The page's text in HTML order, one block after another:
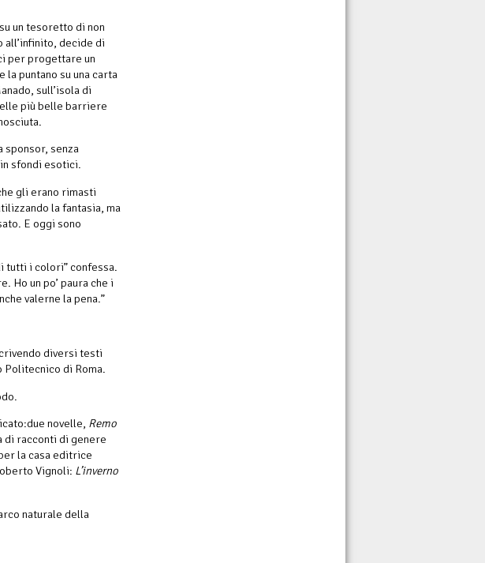
un tesoretto di non
all’infinito, decide di
per progettare un
la puntano su una carta
sull’isola di
più belle barriere
sponsor, senza
sfondi esotici.
gli erano rimasti
la fantasia, ma
E oggi sono
tutti i colori” confessa.
Ho un po’ paura che i
valerne la pena.”
diversi testi
Politecnico di Roma.
novelle, Remo
di racconti di genere
la casa editrice
Vignoli: L’inverno
naturale della